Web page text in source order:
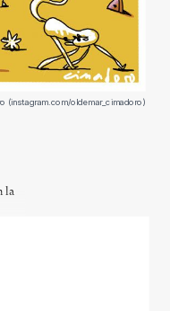
(instagram.com/oldemar_cimadoro)
la